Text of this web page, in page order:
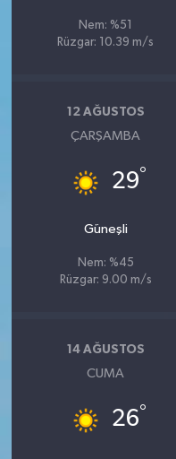
Nem: %51
Rüzgar: 10.39 m/s
12 AĞUSTOS
ÇARŞAMBA
29°
Güneşli
Nem: %45
Rüzgar: 9.00 m/s
14 AĞUSTOS
CUMA
26°